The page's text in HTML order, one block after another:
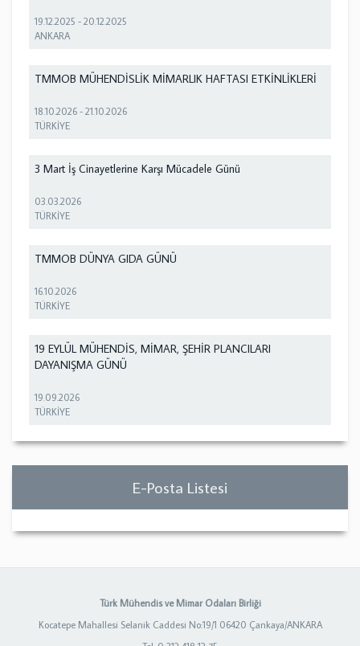
19.12.2025 -20.12.2025
ANKARA
TMMOB MÜHENDİSLİK MİMARLIK HAFTASI ETKİNLİKLERİ
18.10.2026 -21.10.2026
TÜRKİYE
3 Mart İş Cinayetlerine Karşı Mücadele Günü
03.03.2026
TÜRKİYE
TMMOB DÜNYA GIDA GÜNÜ
16.10.2026
TÜRKİYE
19 EYLÜL MÜHENDİS, MİMAR, ŞEHİR PLANCILARI
DAYANIŞMA GÜNÜ
19.09.2026
TÜRKİYE
E-Posta Listesi
Türk Mühendis ve Mimar Odaları Birliği
Kocatepe Mahallesi Selanik Caddesi No:19/1 06420 Çankaya/ANKARA